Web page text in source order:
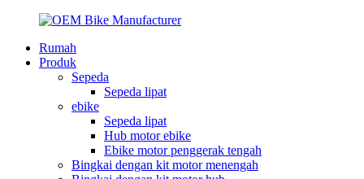
Rumah
Produk
Sepeda
Sepeda lipat
ebike
Sepeda lipat
Hub motor ebike
Ebike motor penggerak tengah
Bingkai dengan kit motor menengah